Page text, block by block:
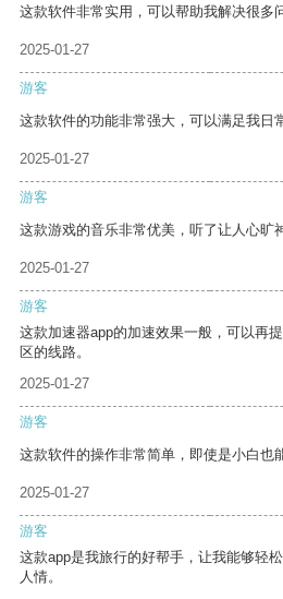
这款软件非常实用，可以帮助我解决很多
2025-01-27
游客
这款软件的功能非常强大，可以满足我日
2025-01-27
游客
这款游戏的音乐非常优美，听了让人心旷
2025-01-27
游客
这款加速器app的加速效果一般，可以再
区的线路。
2025-01-27
游客
这款软件的操作非常简单，即使是小白也
2025-01-27
游客
这款app是我旅行的好帮手，让我能够轻
人情。